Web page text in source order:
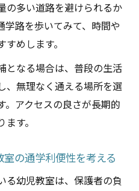
の多い道路を避けられるか
学路を歩いてみて、時間や
めします。
となる場合は、普段の生活
、無理なく通える場所を選
アクセスの良さが長期的
す。
の通学利便性を考える
る幼児教室は、保護者の負